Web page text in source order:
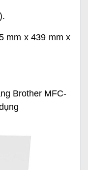
mm x 439 mm x
Brother MFC-